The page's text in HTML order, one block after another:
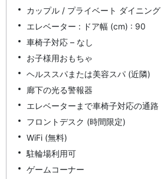
カップル / プライベート ダイニング
エレベーター : ドア幅 (cm) : 90
車椅子対応 – なし
お子様用おもちゃ
ヘルススパまたは美容スパ (近隣)
廊下の光る警報器
エレベーターまで車椅子対応の通路
フロントデスク (時間限定)
WiFi (無料)
駐輪場利用可
ゲームコーナー